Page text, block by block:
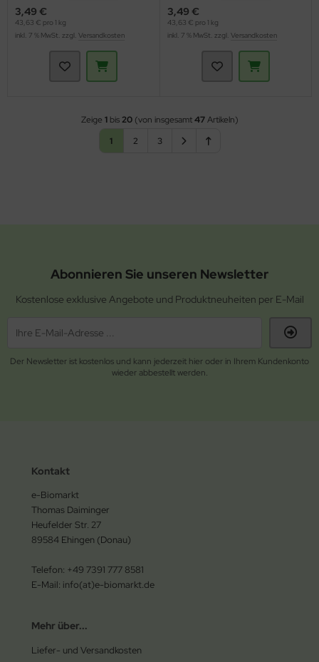
3,49 €
43,63 € pro 1 kg
inkl. 7 % MwSt. zzgl. Versandkosten
3,49 €
43,63 € pro 1 kg
inkl. 7 % MwSt. zzgl. Versandkosten
Zeige 1bis20(von insgesamt47Artikeln)
1
2 3
Abonnieren Sie unseren Newsletter
Kostenlose exklusive Angebote und Produktneuheiten per E-Mail
Der Newsletter ist kostenlos und kann jederzeit hier oder in Ihrem Kundenkonto
wieder abbestellt werden.
Kontakt
e-Biomarkt
Thomas Daiminger
Heufelder Str. 27
89584 Ehingen (Donau)
Telefon: +49 7391 777 8581
E-Mail: info(at)e-biomarkt.de
Mehr über...
Liefer- und Versandkosten